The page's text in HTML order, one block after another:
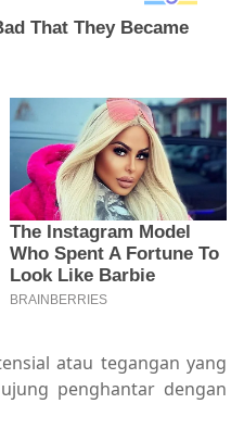
atau tegangan yang
penghantar dengan